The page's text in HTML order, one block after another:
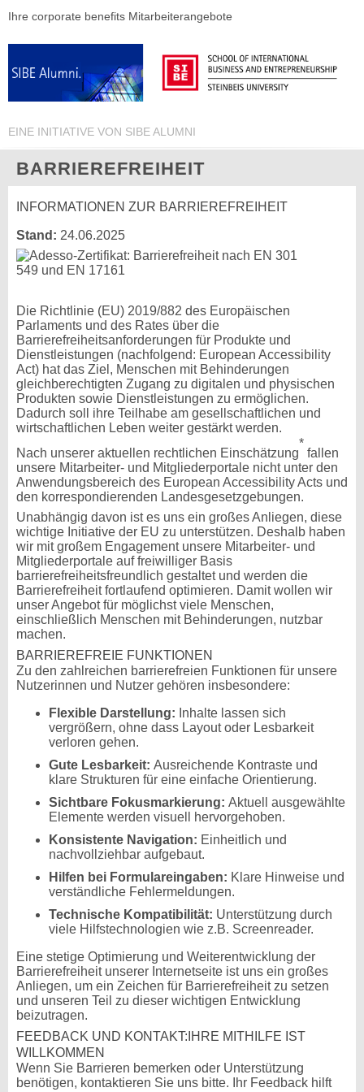
Ihre corporate benefits Mitarbeiterangebote
EINE INITIATIVE VON SIBE ALUMNI
BARRIEREFREIHEIT
INFORMATIONEN ZUR BARRIEREFREIHEIT
Stand: 24.06.2025
Die Richtlinie (EU) 2019/882 des Europäischen
Parlaments und des Rates über die
Barrierefreiheitsanforderungen für Produkte und
Dienstleistungen (nachfolgend: European Accessibility
Act) hat das Ziel, Menschen mit Behinderungen
gleichberechtigten Zugang zu digitalen und physischen
Produkten sowie Dienstleistungen zu ermöglichen.
Dadurch soll ihre Teilhabe am gesellschaftlichen und
wirtschaftlichen Leben weiter gestärkt werden.
Nach unserer aktuellen rechtlichen Einschätzung
*
fallen
unsere Mitarbeiter- und Mitgliederportale nicht unter den
Anwendungsbereich des European Accessibility Acts und
den korrespondierenden Landesgesetzgebungen.
Unabhängig davon ist es uns ein großes Anliegen, diese
wichtige Initiative der EU zu unterstützen. Deshalb haben
wir mit großem Engagement unsere Mitarbeiter- und
Mitgliederportale auf freiwilliger Basis
barrierefreiheitsfreundlich gestaltet und werden die
Barrierefreiheit fortlaufend optimieren. Damit wollen wir
unser Angebot für möglichst viele Menschen,
einschließlich Menschen mit Behinderungen, nutzbar
machen.
BARRIEREFREIE FUNKTIONEN
Zu den zahlreichen barrierefreien Funktionen für unsere
Nutzerinnen und Nutzer gehören insbesondere:
Flexible Darstellung: Inhalte lassen sich
vergrößern, ohne dass Layout oder Lesbarkeit
verloren gehen.
Gute Lesbarkeit: Ausreichende Kontraste und
klare Strukturen für eine einfache Orientierung.
Sichtbare Fokusmarkierung: Aktuell ausgewählte
Elemente werden visuell hervorgehoben.
Konsistente Navigation: Einheitlich und
nachvollziehbar aufgebaut.
Hilfen bei Formulareingaben: Klare Hinweise und
verständliche Fehlermeldungen.
Technische Kompatibilität: Unterstützung durch
viele Hilfstechnologien wie z.B. Screenreader.
Eine stetige Optimierung und Weiterentwicklung der
Barrierefreiheit unserer Internetseite ist uns ein großes
Anliegen, um ein Zeichen für Barrierefreiheit zu setzen
und unseren Teil zu dieser wichtigen Entwicklung
beizutragen.
FEEDBACK UND KONTAKT:IHRE MITHILFE IST
WILLKOMMEN
Wenn Sie Barrieren bemerken oder Unterstützung
benötigen, kontaktieren Sie uns bitte. Ihr Feedback hilft